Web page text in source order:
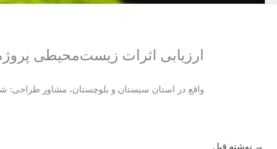
ارزیابی اثرات زیست‌محیطی
واقع در استان سیستان و بلوچستان، مشاور طراحی:
→ نوشته قبل